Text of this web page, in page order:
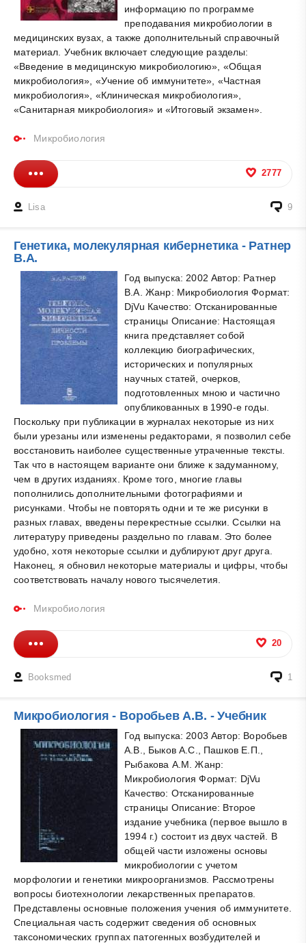
информацию по программе
преподавания микробиологии в
медицинских вузах, а также дополнительный справочный
материал. Учебник включает следующие разделы:
«Введение в медицинскую микробиологию», «Общая
микробиология», «Учение об иммунитете», «Частная
микробиология», «Клиническая микробиология»,
«Санитарная микробиология» и «Итоговый экзамен».
Микробиология
2777
Lisa 9
Генетика, молекулярная кибернетика - Ратнер
В.А.
Год выпуска: 2002 Автор: Ратнер
В.А. Жанр: Микробиология Формат:
DjVu Качество: Отсканированные
страницы Описание: Настоящая
книга представляет собой
коллекцию биографических,
исторических и популярных
научных статей, очерков,
подготовленных мною и частично
опубликованных в 1990-е годы.
Поскольку при публикации в журналах некоторые из них
были урезаны или изменены редакторами, я позволил себе
восстановить наиболее существенные утраченные тексты.
Так что в настоящем варианте они ближе к задуманному,
чем в других изданиях. Кроме того, многие главы
пополнились дополнительными фотографиями и
рисунками. Чтобы не повторять одни и те же рисунки в
разных главах, введены перекрестные ссылки. Ссылки на
литературу приведены раздельно по главам. Это более
удобно, хотя некоторые ссылки и дублируют друг друга.
Наконец, я обновил некоторые материалы и цифры, чтобы
соответствовать началу нового тысячелетия.
Микробиология
20
Booksmed 1
Микробиология - Воробьев А.В. - Учебник
Год выпуска: 2003 Автор: Воробьев
А.В., Быков А.С., Пашков Е.П.,
Рыбакова А.М. Жанр:
Микробиология Формат: DjVu
Качество: Отсканированные
страницы Описание: Второе
издание учебника (первое вышло в
1994 г.) состоит из двух частей. В
общей части изложены основы
микробиологии с учетом
морфологии и генетики микроорганизмов. Рассмотрены
вопросы биотехнологии лекарственных препаратов.
Представлены основные положения учения об иммунитете.
Специальная часть содержит сведения об основных
таксономических группах патогенных возбудителей и